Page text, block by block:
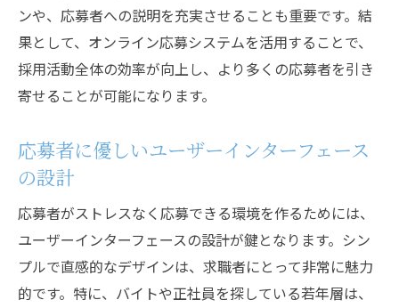
ンや、応募者への説明を充実させることも重要です。結
果として、オンライン応募システムを活用することで、
採用活動全体の効率が向上し、より多くの応募者を引き
寄せることが可能になります。
応募者に優しいユーザーインターフェース
の設計
応募者がストレスなく応募できる環境を作るためには、
ユーザーインターフェースの設計が鍵となります。シン
プルで直感的なデザインは、求職者にとって非常に魅力
的です。特に、バイトや正社員を探している若年層は、